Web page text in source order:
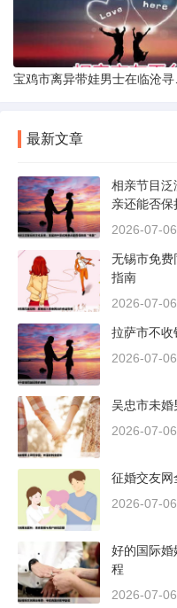
最新文章
相亲节目泛
亲还能否保
2026-07-
无锡市免费
指南
2026-07-
拉萨市不收
2026-07-
吴忠市未婚
2026-07-
征婚交友网
2026-07-
好的国际婚
程
2026-07-